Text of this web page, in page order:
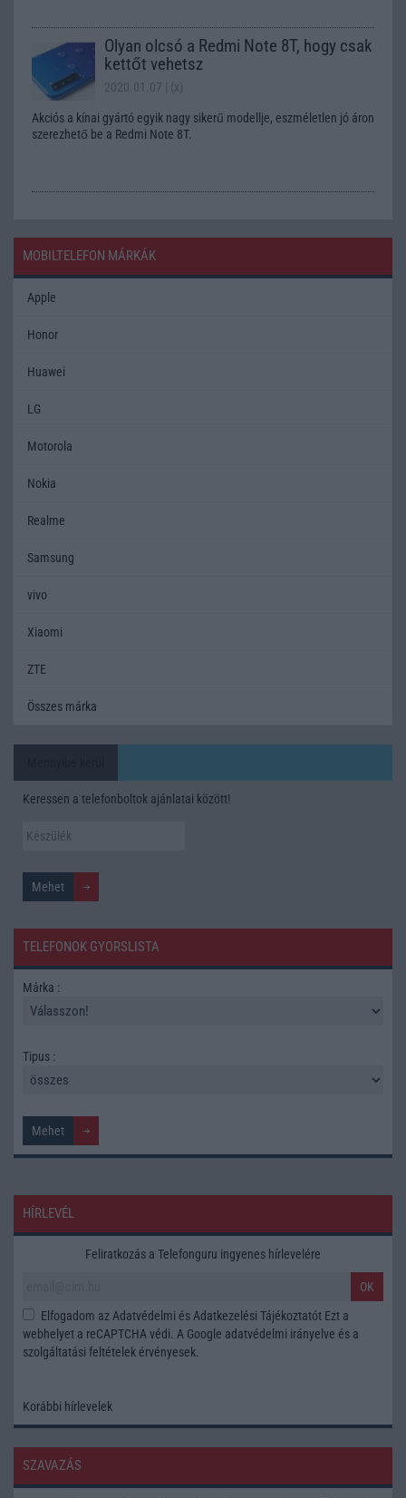
Olyan olcsó a Redmi Note 8T, hogy csak
kettőt vehetsz
2020.01.07 | (x)
Akciós a kínai gyártó egyik nagy sikerű modellje, eszméletlen jó áron
szerezhető be a Redmi Note 8T.
MOBILTELEFON MÁRKÁK
Apple
Honor
Huawei
LG
Motorola
Nokia
Realme
Samsung
vivo
Xiaomi
ZTE
Összes márka
Keressen a telefonboltok ajánlatai között!
TELEFONOK GYORSLISTA
Márka :
Tipus :
HÍRLEVÉL
Feliratkozás a Telefonguru ingyenes hírlevelére
OK
Elfogadom az Adatvédelmi és Adatkezelési Tájékoztatót Ezt a
webhelyet a reCAPTCHA védi. A Google adatvédelmi irányelve és a
szolgáltatási feltételek érvényesek.
Korábbi hírlevelek
SZAVAZÁS